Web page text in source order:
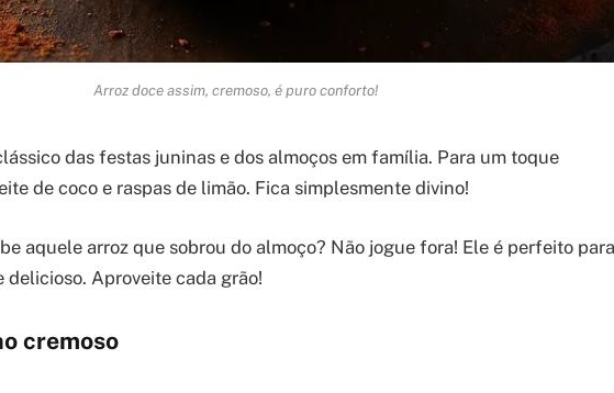
Arroz doce assim, cremoso, é puro conforto!
das festas juninas e dos almoços em família. Para um toque
de coco e raspas de limão. Fica simplesmente divino!
aquele arroz que sobrou do almoço? Não jogue fora! Ele é perfeito para
delicioso. Aproveite cada grão!
cremoso